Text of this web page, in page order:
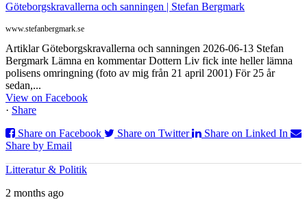
Göteborgskravallerna och sanningen | Stefan Bergmark
www.stefanbergmark.se
Artiklar Göteborgskravallerna och sanningen 2026-06-13 Stefan
Bergmark Lämna en kommentar Dottern Liv fick inte heller lämna
polisens omringning (foto av mig från 21 april 2001) För 25 år
sedan,...
View on Facebook
· Share
Share on Facebook
Share on Twitter
Share on Linked In
Share by Email
Litteratur & Politik
2 months ago